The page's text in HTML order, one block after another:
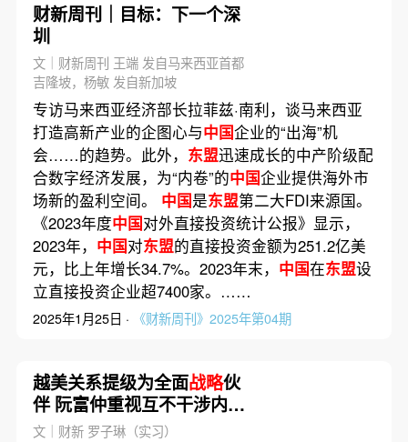
财新周刊｜目标：下一个深
圳
文｜财新周刊 王端 发自马来西亚首都
吉隆坡，杨敏 发自新加坡
专访马来西亚经济部长拉菲兹·南利，谈马来西亚
打造高新产业的企图心与中国企业的“出海”机
会……的趋势。此外， 东盟迅速成长的中产阶级配
合数字经济发展，为“内卷”的中国企业提供海外市
场新的盈利空间。 中国是东盟第二大FDI来源国。
《2023年度中国对外直接投资统计公报》显示，
2023年， 中国对东盟的直接投资金额为251.2亿美
元，比上年增长34.7%。2023年末， 中国在东盟设
立直接投资企业超7400家。……
2025年1月25日 · 《财新周刊》2025年第04期
越美关系提级为全面战略伙
伴 阮富仲重视互不干涉内政
等基本原则
文｜财新 罗子琳（实习）